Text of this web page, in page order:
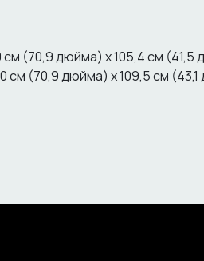
см (70,9 дюйма) x 105,4 см (41,5
см (70,9 дюйма) x 109,5 см